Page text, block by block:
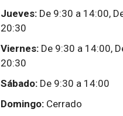
Jueves: De 9:30 a 14:00,
20:30
Viernes: De 9:30 a 14:00,
20:30
Sábado: De 9:30 a 14:00
Domingo: Cerrado